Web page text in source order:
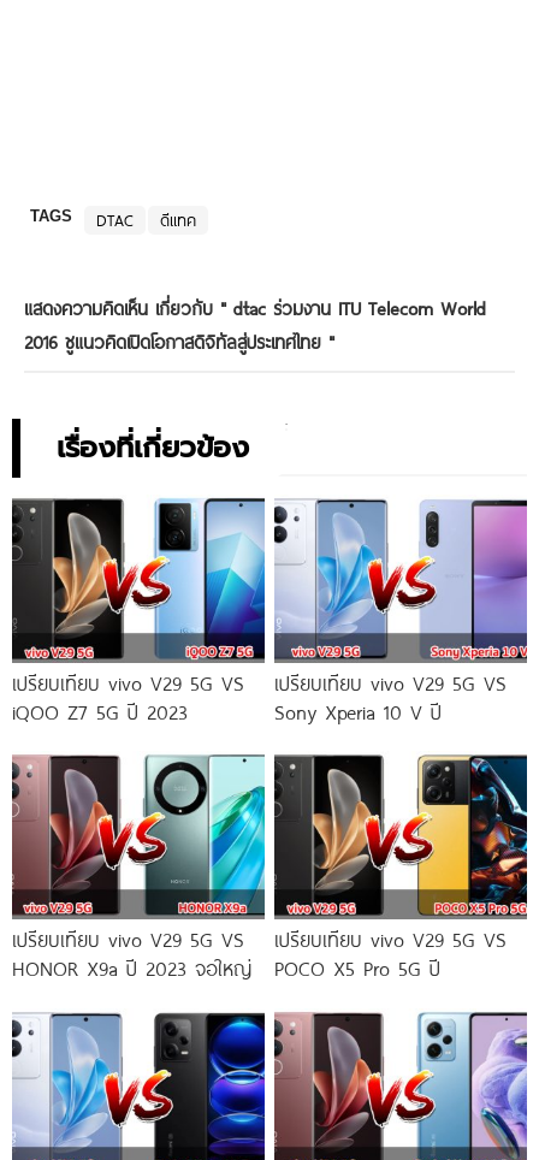
TAGS DTAC ดีแทค
แสดงความคิดเห็น เกี่ยวกับ " dtac ร่วมงาน ITU Telecom World
2016 ชูแนวคิดเปิดโอกาสดิจิทัลสู่ประเทศไทย "
เรื่องที่เกี่ยวข้อง
เปรียบเทียบ vivo V29 5G VS
iQOO Z7 5G ปี 2023
เปรียบเทียบ vivo V29 5G VS
Sony Xperia 10 V ปี
เปรียบเทียบ vivo V29 5G VS
HONOR X9a ปี 2023 จอใหญ่
เปรียบเทียบ vivo V29 5G VS
POCO X5 Pro 5G ปี